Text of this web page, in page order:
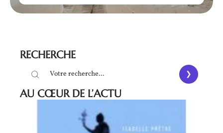
RECHERCHE
AU CŒUR DE L’ACTU